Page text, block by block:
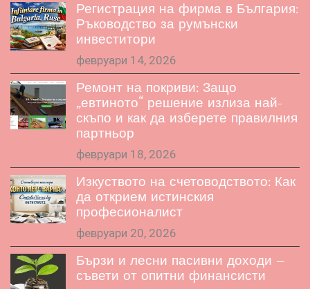
Регистрация на фирма в България:
Ръководство за румънски
инвеститори
февруари 14, 2026
Ремонт на покриви: Защо
„евтиното“ решение излиза най-
скъпо и как да изберете правилния
партньор
февруари 18, 2026
Изкуството на счетоводството: Как
да открием истинския
професионалист
февруари 20, 2026
Бързи и лесни пасивни доходи –
съвети от опитни финансисти